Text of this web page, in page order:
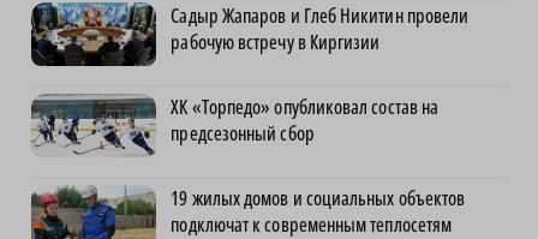
Садыр Жапаров и Глеб Никитин провели
рабочую встречу в Киргизии
ХК «Торпедо» опубликовал состав на
предсезонный сбор
19 жилых домов и социальных объектов
подключат к современным теплосетям